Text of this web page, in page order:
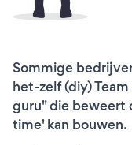
Sommige
het-zelf (diy)
guru" die beweert
time' kan bouwen.